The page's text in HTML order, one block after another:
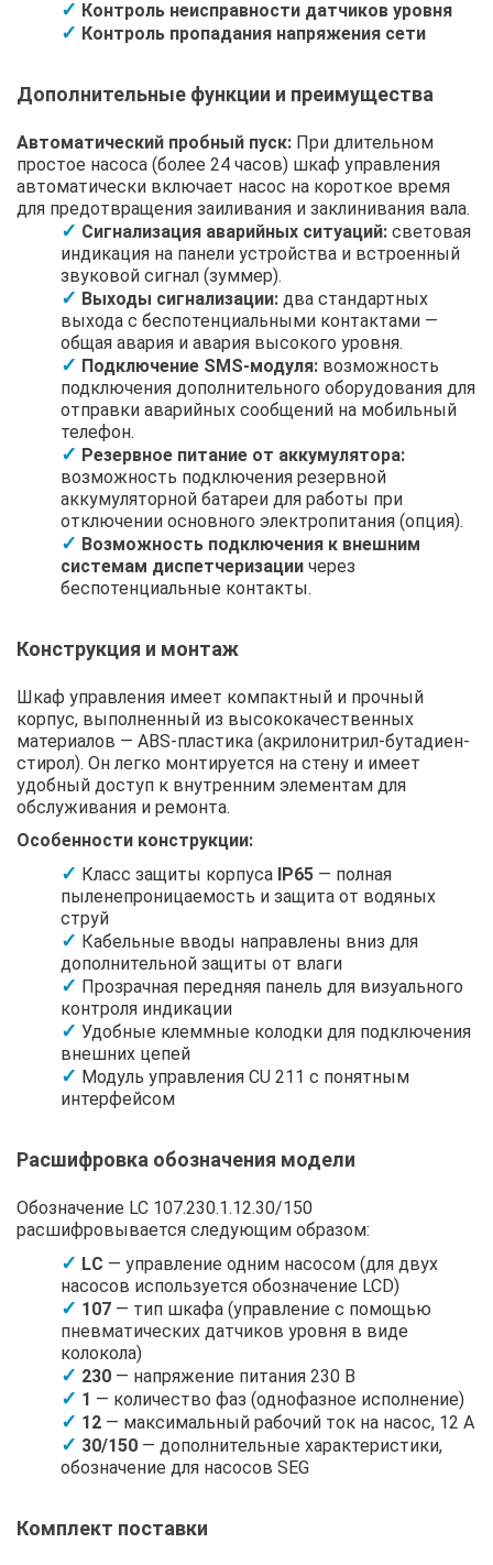
Контроль неисправности датчиков уровня
Контроль пропадания напряжения сети
Дополнительные функции и преимущества
Автоматический пробный пуск: При длительном
простое насоса (более 24 часов) шкаф управления
автоматически включает насос на короткое время
для предотвращения заиливания и заклинивания вала.
Сигнализация аварийных ситуаций: световая
индикация на панели устройства и встроенный
звуковой сигнал (зуммер).
Выходы сигнализации: два стандартных
выхода с беспотенциальными контактами —
общая авария и авария высокого уровня.
Подключение SMS-модуля: возможность
подключения дополнительного оборудования для
отправки аварийных сообщений на мобильный
телефон.
Резервное питание от аккумулятора:
возможность подключения резервной
аккумуляторной батареи для работы при
отключении основного электропитания (опция).
Возможность подключения к внешним
системам диспетчеризации через
беспотенциальные контакты.
Конструкция и монтаж
Шкаф управления имеет компактный и прочный
корпус, выполненный из высококачественных
материалов — ABS-пластика (акрилонитрил-бутадиен-
стирол). Он легко монтируется на стену и имеет
удобный доступ к внутренним элементам для
обслуживания и ремонта.
Особенности конструкции:
Класс защиты корпуса IP65 — полная
пыленепроницаемость и защита от водяных
струй
Кабельные вводы направлены вниз для
дополнительной защиты от влаги
Прозрачная передняя панель для визуального
контроля индикации
Удобные клеммные колодки для подключения
внешних цепей
Модуль управления CU 211 с понятным
интерфейсом
Расшифровка обозначения модели
Обозначение LC 107.230.1.12.30/150
расшифровывается следующим образом:
LC — управление одним насосом (для двух
насосов используется обозначение LCD)
107 — тип шкафа (управление с помощью
пневматических датчиков уровня в виде
колокола)
230 — напряжение питания 230 В
1 — количество фаз (однофазное исполнение)
12 — максимальный рабочий ток на насос, 12 А
30/150 — дополнительные характеристики,
обозначение для насосов SEG
Комплект поставки